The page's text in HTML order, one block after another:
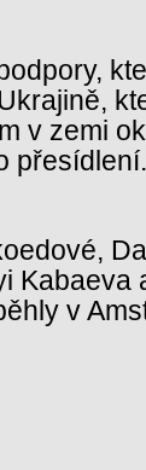
v zemi
v